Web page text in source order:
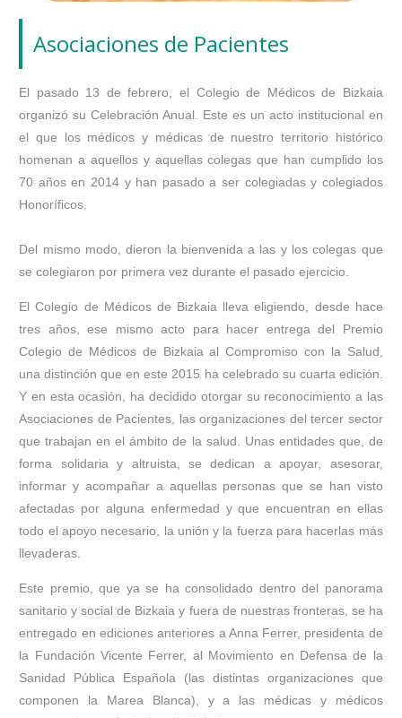
Asociaciones de Pacientes
El pasado 13 de febrero, el Colegio de Médicos de Bizkaia
organizó su Celebración Anual. Este es un acto institucional en
el que los médicos y médicas de nuestro territorio histórico
homenan a aquellos y aquellas colegas que han cumplido los
70 años en 2014 y han pasado a ser colegiadas y colegiados
Honoríficos.
Del mismo modo, dieron la bienvenida a las y los colegas que
se colegiaron por primera vez durante el pasado ejercicio.
El Colegio de Médicos de Bizkaia lleva eligiendo, desde hace
tres años, ese mismo acto para hacer entrega del Premio
Colegio de Médicos de Bizkaia al Compromiso con la Salud,
una distinción que en este 2015 ha celebrado su cuarta edición.
Y en esta ocasión, ha decidido otorgar su reconocimiento a las
Asociaciones de Pacientes, las organizaciones del tercer sector
que trabajan en el ámbito de la salud. Unas entidades que, de
forma solidaria y altruista, se dedican a apoyar, asesorar,
informar y acompañar a aquellas personas que se han visto
afectadas por alguna enfermedad y que encuentran en ellas
todo el apoyo necesario, la unión y la fuerza para hacerlas más
llevaderas.
Este premio, que ya se ha consolidado dentro del panorama
sanitario y social de Bizkaia y fuera de nuestras fronteras, se ha
entregado en ediciones anteriores a Anna Ferrer, presidenta de
la Fundación Vicente Ferrer, al Movimiento en Defensa de la
Sanidad Pública Española (las distintas organizaciones que
componen la Marea Blanca), y a las médicas y médicos